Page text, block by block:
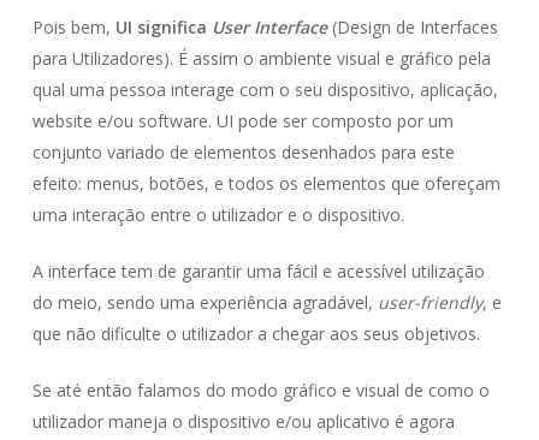
Pois bem, UI significa User Interface(Design de Interfaces
para Utilizadores). É assim o ambiente visual e gráfico pela
qual uma pessoa interage com o seu dispositivo, aplicação,
website e/ou software. UI pode ser composto por um
conjunto variado de elementos desenhados para este
efeito: menus, botões, e todos os elementos que ofereçam
uma interação entre o utilizador e o dispositivo.
A interface tem de garantir uma fácil e acessível utilização
do meio, sendo uma experiência agradável, user-friendly, e
que não dificulte o utilizador a chegar aos seus objetivos.
Se até então falamos do modo gráfico e visual de como o
utilizador maneja o dispositivo e/ou aplicativo é agora